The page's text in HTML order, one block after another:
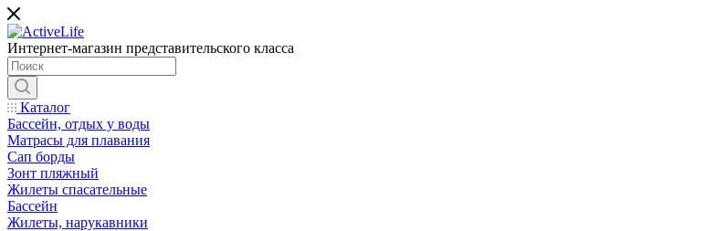
Интернет-магазин представительского класса
Каталог
Бассейн, отдых у воды
Матрасы для плавания
Сап борды
Зонт пляжный
Жилеты спасательные
Бассейн
Жилеты, нарукавники